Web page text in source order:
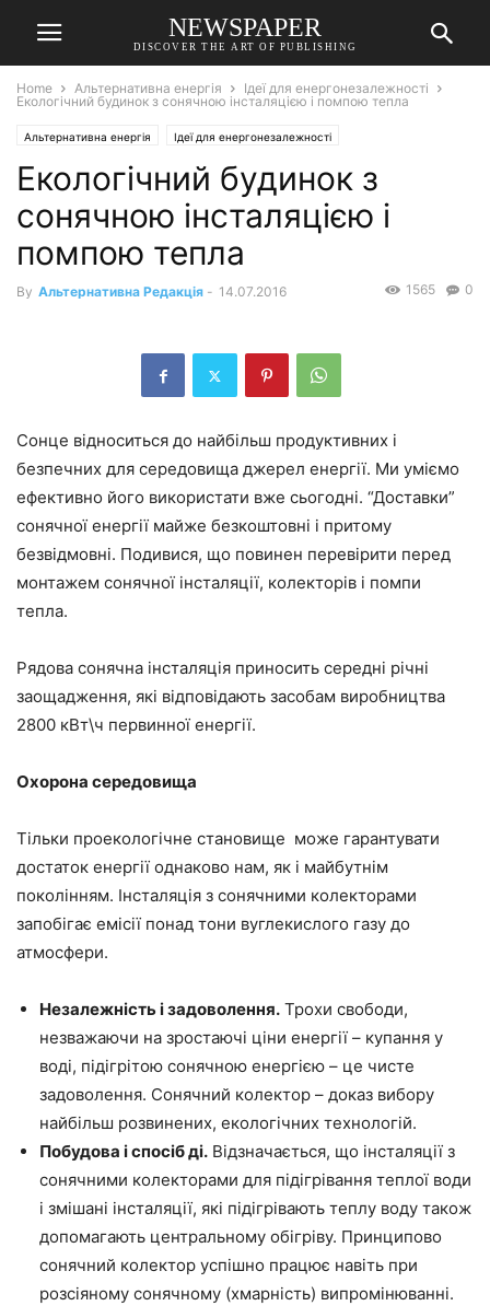
NEWSPAPER
DISCOVER THE ART OF PUBLISHING
Home Альтернативна енергія
Ідеї для енергонезалежності
Екологічний будинок з сонячною інсталяцією і помпою тепла
Альтернативна енергія Ідеї для енергонезалежності
Екологічний будинок з
сонячною інсталяцією і
помпою тепла
By Альтернативна Редакція - 14.07.2016 0
1565
Сонце відноситься до найбільш продуктивних і
безпечних для середовища джерел енергії. Ми уміємо
ефективно його використати вже сьогодні. “Доставки”
сонячної енергії майже безкоштовні і притому
безвідмовні. Подивися, що повинен перевірити перед
монтажем сонячної інсталяції, колекторів і помпи
тепла.
Рядова сонячна інсталяція приносить середні річні
заощадження, які відповідають засобам виробництва
2800 кВт\ч первинної енергії.
Охорона середовища
Тільки проекологічне становище може гарантувати
достаток енергії однаково нам, як і майбутнім
поколінням. Інсталяція з сонячними колекторами
запобігає емісії понад тони вуглекислого газу до
атмосфери.
Незалежність і задоволення. Трохи свободи,
незважаючи на зростаючі ціни енергії – купання у
воді, підігрітою сонячною енергією – це чисте
задоволення. Сонячний колектор – доказ вибору
найбільш розвинених, екологічних технологій.
Побудова і спосіб ді. Відзначається, що інсталяції з
сонячними колекторами для підігрівання теплої води
і змішані інсталяції, які підігрівають теплу воду також
допомагають центральному обігріву. Принципово
сонячний колектор успішно працює навіть при
розсіяному сонячному (хмарність) випромінюванні.